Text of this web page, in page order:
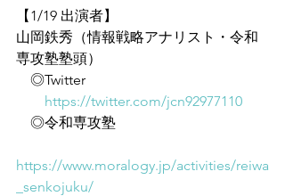
【1/19 出演者】
山岡鉄秀（情報戦略アナリスト・令和
専攻塾塾頭）
◎Twitter
https://twitter.com/jcn92977110
◎令和専攻塾
https://www.moralogy.jp/activities/reiwa
_senkojuku/